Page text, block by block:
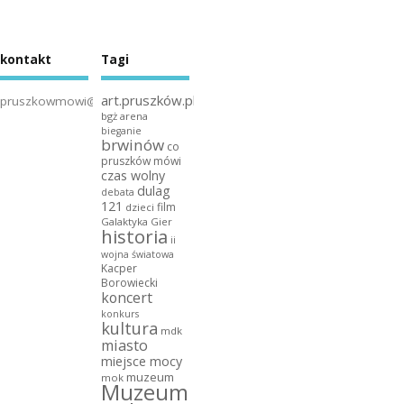
kontakt
pruszkowmowi@gmail.com
Tagi
art.pruszków.pl
bgż arena
bieganie
brwinów co
pruszków mówi
czas wolny
debata dulag
121 dzieci film
Galaktyka Gier
historia ii
wojna światowa
Kacper
Borowiecki
koncert
konkurs
kultura mdk
miasto
miejsce mocy
mok muzeum
Muzeum